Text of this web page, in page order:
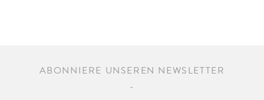
ABONNIERE UNSEREN NEWSLETTER